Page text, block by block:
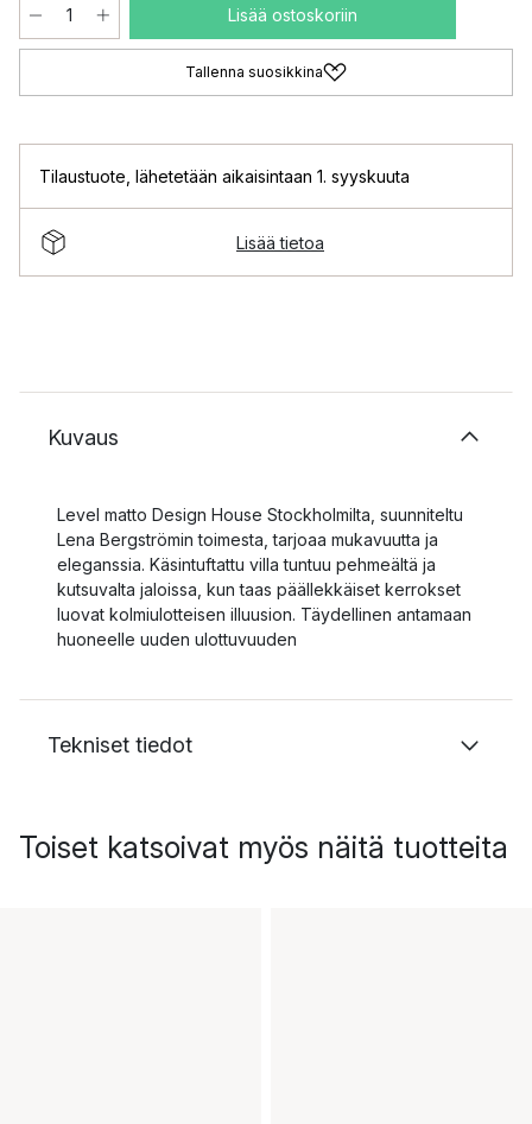
Lisää ostoskoriin
Tallenna suosikkina
Tilaustuote lähetetään aikaisintaan 1. syyskuuta
Lisää tietoa
Kuvaus
Level matto Design House Stockholmilta, suunniteltu
Lena Bergströmin toimesta, tarjoaa mukavuutta ja
eleganssia. Käsintuftattu villa tuntuu pehmeältä ja
kutsuvalta jaloissa, kun taas päällekkäiset kerrokset
luovat kolmiulotteisen illuusion. Täydellinen antamaan
huoneelle uuden ulottuvuuden
Tekniset tiedot
Toiset katsoivat myös näitä tuotteita